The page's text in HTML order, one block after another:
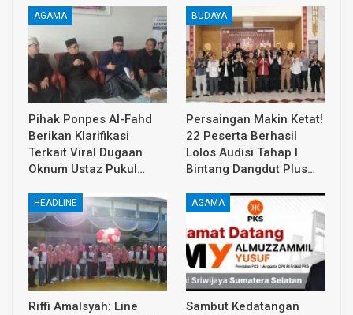
AGAMA
Pihak Ponpes Al-Fahd
Berikan Klarifikasi
Terkait Viral Dugaan
Oknum Ustaz Pukul…
BUDAYA
Persaingan Makin Ketat!
22 Peserta Berhasil
Lolos Audisi Tahap I
Bintang Dangdut Plus…
HEADLINE
Riffi Amalsyah: Line
AGAMA
Sambut Kedatangan